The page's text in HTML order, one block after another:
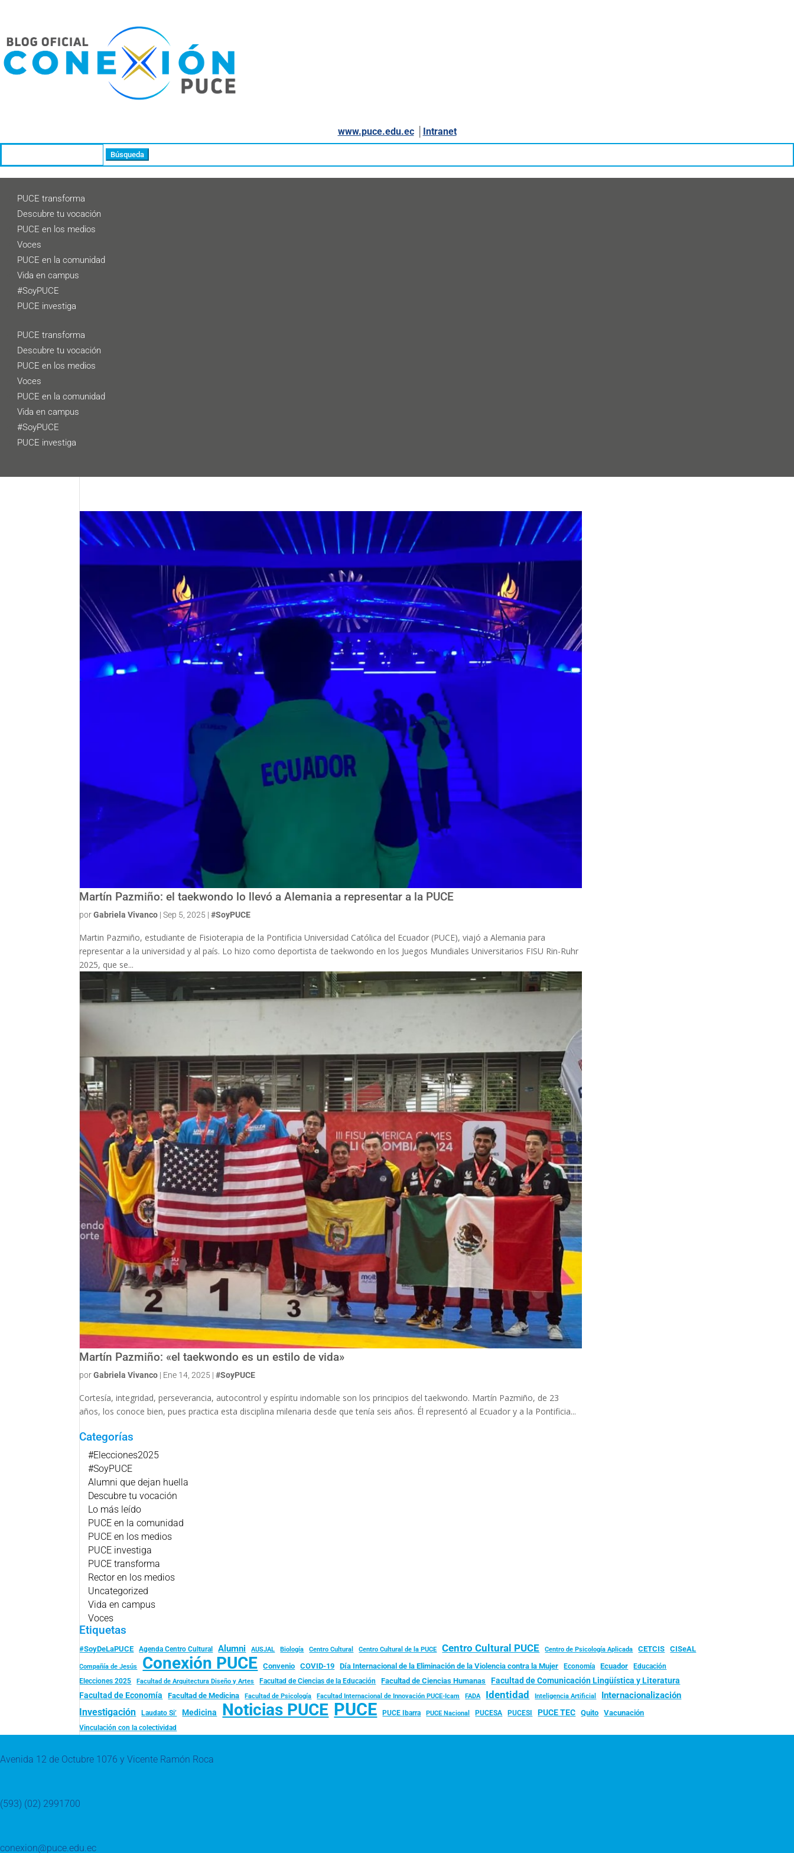
www.puce.edu.ec│ Intranet
PUCE transforma
Descubre tu vocación
PUCE en los medios
Voces
PUCE en la comunidad
Vida en campus
#SoyPUCE
PUCE investiga
PUCE transforma
Descubre tu vocación
PUCE en los medios
Voces
PUCE en la comunidad
Vida en campus
#SoyPUCE
PUCE investiga
Martín Pazmiño: el taekwondo lo llevó a Alemania a representar a la PUCE
porGabriela Vivanco |Sep 5, 2025 |#SoyPUCE
Martin Pazmiño, estudiante de Fisioterapia de la Pontificia Universidad Católica del Ecuador (PUCE), viajó a Alemania para
representar a la universidad y al país. Lo hizo como deportista de taekwondo en los Juegos Mundiales Universitarios FISU Rin-Ruhr
2025, que se...
Martín Pazmiño: «el taekwondo es un estilo de vida»
porGabriela Vivanco | Ene 14, 2025 |#SoyPUCE
Cortesía, integridad, perseverancia, autocontrol y espíritu indomable son los principios del taekwondo. Martín Pazmiño, de 23
años, los conoce bien, pues practica esta disciplina milenaria desde que tenía seis años. Él representó al Ecuador y a la Pontificia...
Categorías
#Elecciones2025
#SoyPUCE
Alumni que dejan huella
Descubre tu vocación
Lo más leído
PUCE en la comunidad
PUCE en los medios
PUCE investiga
PUCE transforma
Rector en los medios
Uncategorized
Vida en campus
Voces
Etiquetas
#SoyDeLaPUCE Agenda Centro Cultural Alumni AUSJAL Biología Centro Cultural Centro Cultural de la PUCE Centro Cultural PUCE Centro de Psicología Aplicada CETCIS CISeAL
Compañía de Jesús Conexión PUCE Convenio COVID-19 Día Internacional de la Eliminación de la Violencia contra la Mujer Economía Ecuador
Educación
Elecciones 2025
Facultad de Arquitectura Diseño y Artes Facultad de Ciencias de la Educación Facultad de Ciencias Humanas Facultad de Comunicación Lingüística y Literatura
Facultad de Economía Facultad de Medicina Facultad de Psicología Facultad Internacional de Innovación PUCE-Icam FADA Identidad Inteligencia Artificial Internacionalización
Investigación Laudato Si’ Medicina Noticias PUCE PUCE PUCE Ibarra PUCE Nacional PUCESA PUCESI PUCE TEC Quito Vacunación
Vinculación con la colectividad
Avenida 12 de Octubre 1076 y Vicente Ramón Roca
(593) (02) 2991700
conexion@puce.edu.ec